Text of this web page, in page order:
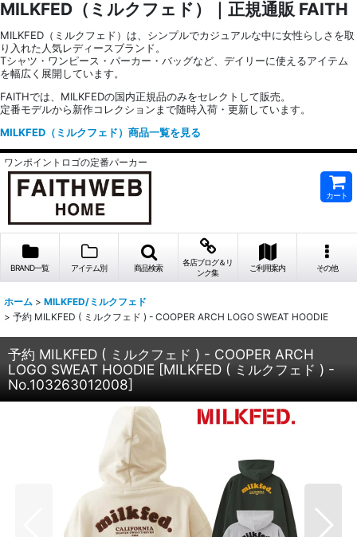
MILKFED（ミルクフェド）｜正規通販 FAITH
MILKFED（ミルクフェド）は、シンプルでカジュアルな中に女性らしさを取
り入れた人気レディースブランド。
Tシャツ・ワンピース・パーカー・バッグなど、デイリーに使えるアイテム
を幅広く展開しています。
FAITHでは、MILKFEDの国内正規品のみをセレクトして販売。
定番モデルから新作コレクションまで随時入荷・更新しています。
MILKFED（ミルクフェド）商品一覧を見る
ワンポイントロゴの定番パーカー
カート
BRAND一覧 アイテム別 商品検索
各店ブログ＆リ
ンク集
ご利用案内 その他
ホーム > MILKFED/ミルクフェド
> 予約 MILKFED ( ミルクフェド ) - COOPER ARCH LOGO SWEAT HOODIE
予約 MILKFED ( ミルクフェド ) - COOPER ARCH
LOGO SWEAT HOODIE [MILKFED ( ミルクフェド ) -
No.103263012008]